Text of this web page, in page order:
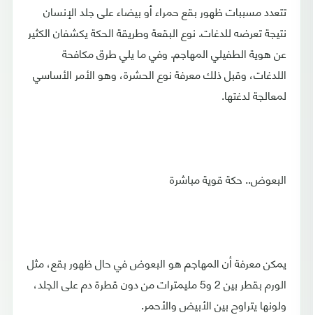
تتعدد مسببات ظهور بقع حمراء أو بيضاء على جلد الإنسان
نتيجة تعرضه للدغات. نوع البقعة وطريقة الحكة يكشفان الكثير
عن هوية الطفيلي المهاجم. وفي ما يلي طرق مكافحة
اللدغات، وقبل ذلك معرفة نوع الحشرة، وهو الأمر الأساسي
لمعالجة لدغتها.
البعوض.. حكة قوية مباشرة
يمكن معرفة أن المهاجم هو البعوض في حال ظهور بقع، مثل
الورم بقطر بين 2 و5 مليمترات من دون قطرة دم على الجلد،
ولونها يتراوح بين الأبيض والأحمر.